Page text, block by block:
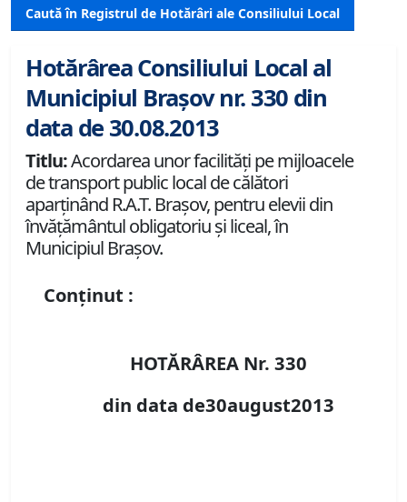
Caută în Registrul de Hotărâri ale Consiliului Local
Hotărârea Consiliului Local al
Municipiul Brașov nr. 330 din
data de 30.08.2013
Titlu:Acordarea unor facilităţi pe mijloacele
de transport public local de călători
aparţinând R.A.T. Braşov, pentru elevii din
învăţământul obligatoriu şi liceal, în
Municipiul Braşov.
Conținut :
HOTĂRÂREA Nr. 330
din data de30august2013